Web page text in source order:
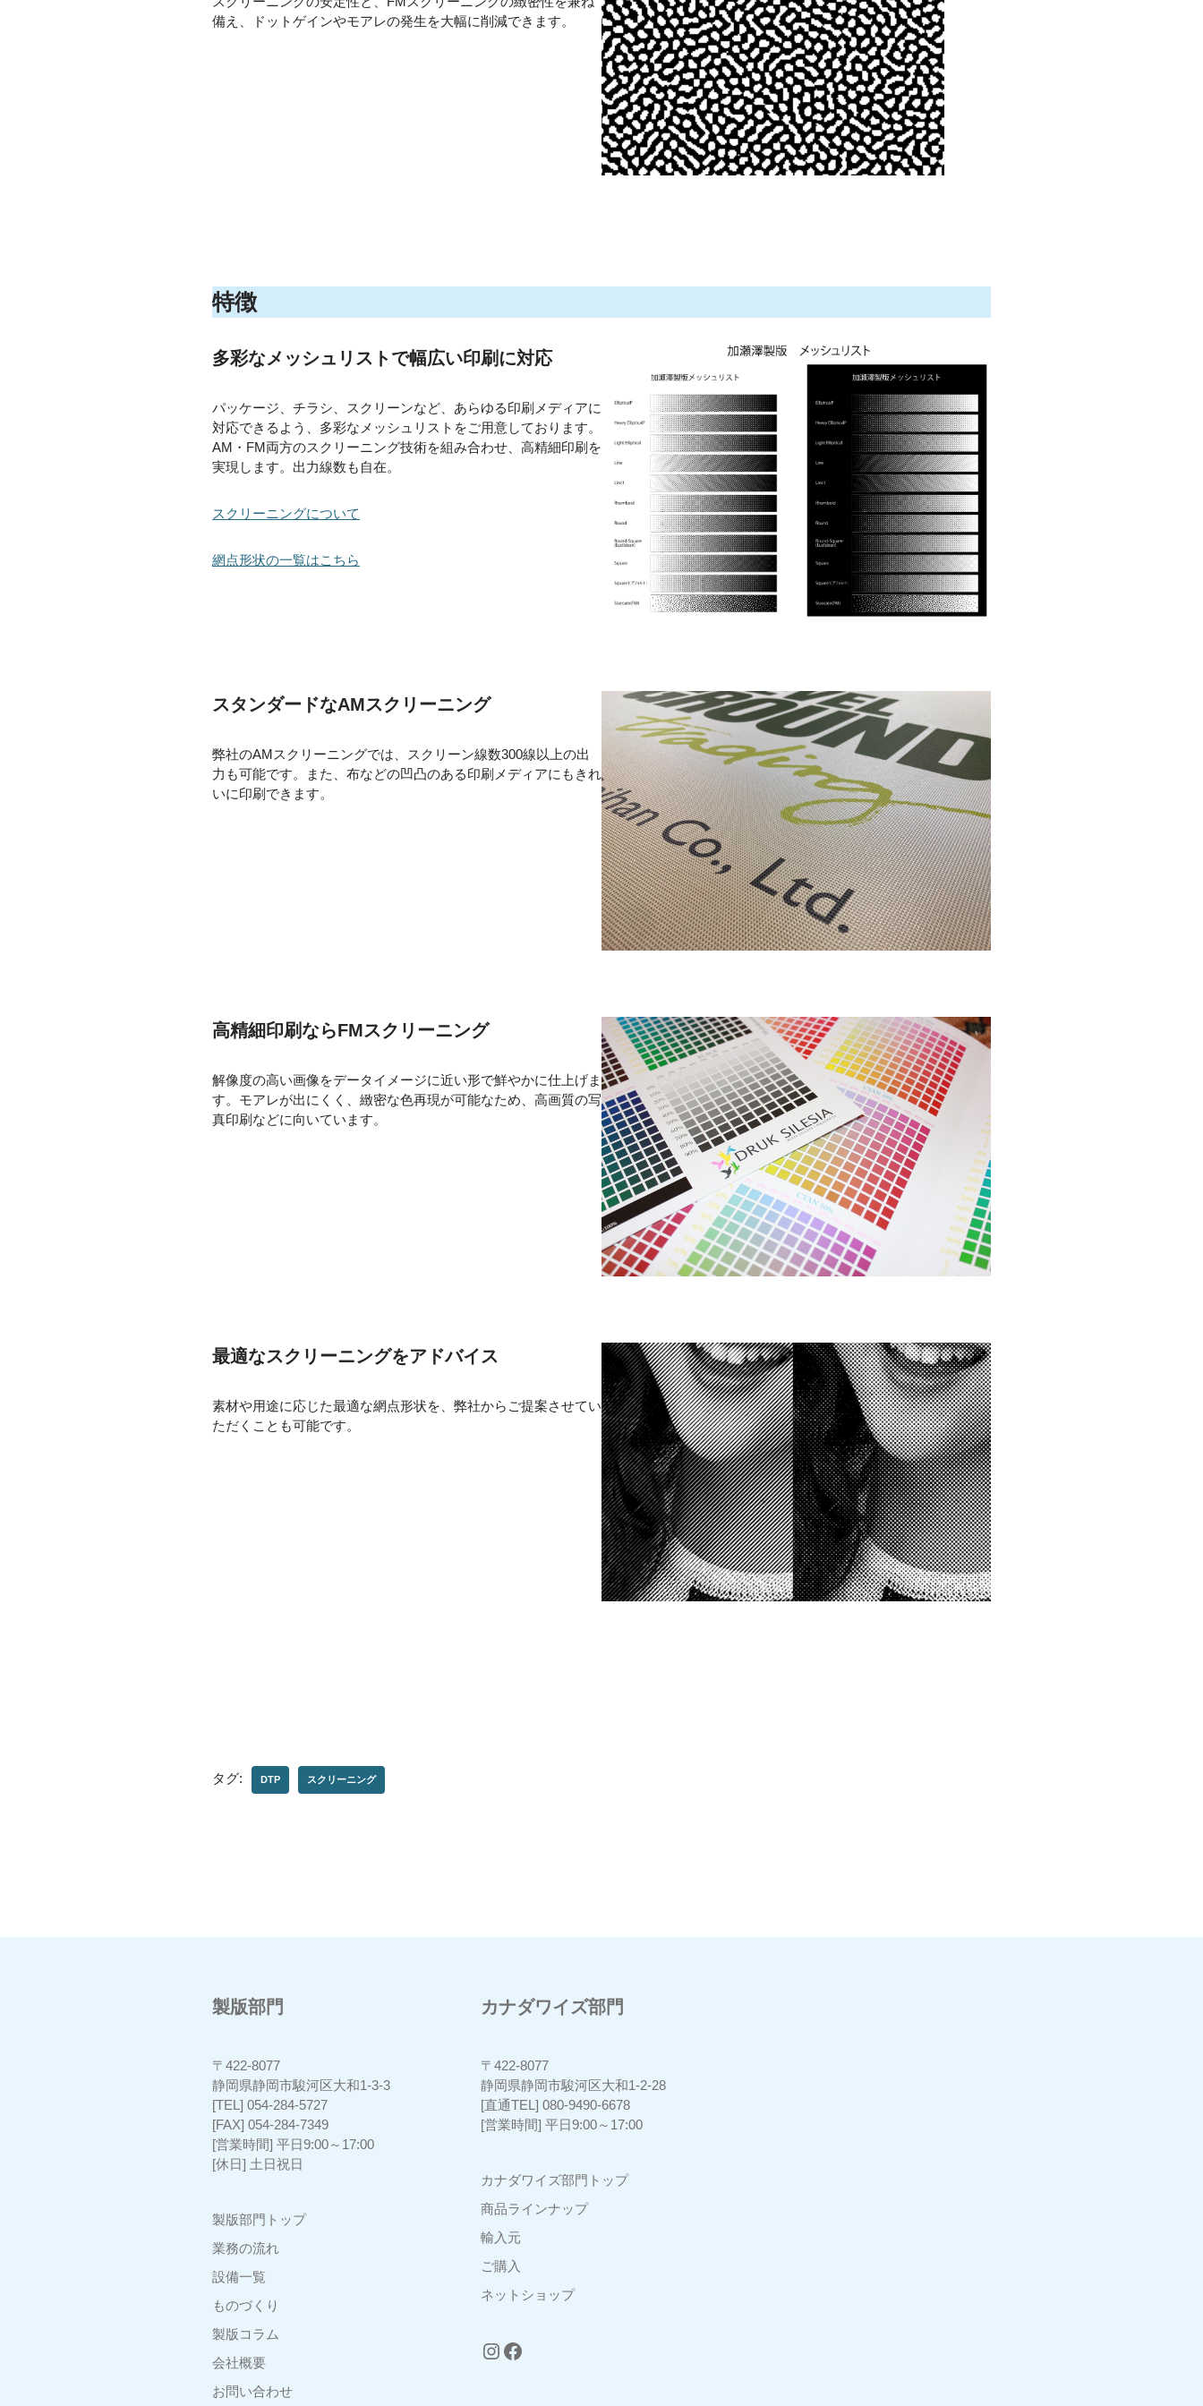
備え、ドットゲインやモアレの発生を大幅に削減できます。
特徴
多彩なメッシュリストで幅広い印刷に対応
パッケージ、チラシ、スクリーンなど、あらゆる印刷メディアに
対応できるよう、多彩なメッシュリストをご用意しております。
AM・FM両方のスクリーニング技術を組み合わせ、高精細印刷を
実現します。出力線数も自在。
スクリーニングについて
網点形状の一覧はこちら
スタンダードなAMスクリーニング
弊社のAMスクリーニングでは、スクリーン線数300線以上の出
力も可能です。また、布などの凹凸のある印刷メディアにもきれ
いに印刷できます。
高精細印刷ならFMスクリーニング
解像度の高い画像をデータイメージに近い形で鮮やかに仕上げま
す。モアレが出にくく、緻密な色再現が可能なため、高画質の写
真印刷などに向いています。
最適なスクリーニングをアドバイス
素材や用途に応じた最適な網点形状を、弊社からご提案させてい
ただくことも可能です。
タグ: DTP スクリーニング
製版部門
〒422-8077
静岡県静岡市駿河区大和1-3-3
[TEL] 054-284-5727
[FAX] 054-284-7349
[営業時間] 平日9:00～17:00
[休日] 土日祝日
製版部門トップ
業務の流れ
設備一覧
ものづくり
製版コラム
会社概要
お問い合わせ
カナダワイズ部門
〒422-8077
静岡県静岡市駿河区大和1-2-28
[直通TEL] 080-9490-6678
[営業時間] 平日9:00～17:00
カナダワイズ部門トップ
商品ラインナップ
輸入元
ご購入
ネットショップ